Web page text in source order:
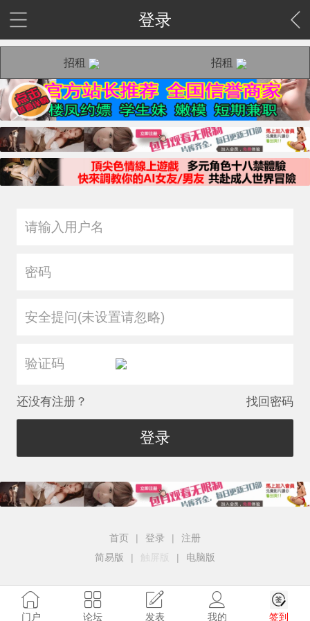
登录
招租 招租
安全提问(未设置请忽略)
还没有注册？ 找回密码
登录
首页 | 登录 |
注册
简易版
| 触屏版 | 电脑版
门户 论坛 发表 我的 签到